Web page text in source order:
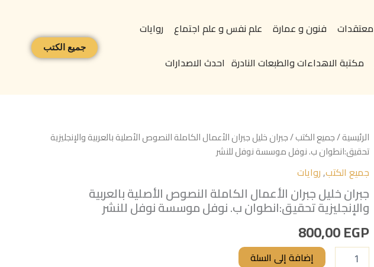
معتقدات فنون و عمارة علم نفس و علم اجتماع
روايات
مكتبة الاهداءات والطبعات النادرة احدث الاصدارات
جميع الكتب
الرئيسية/جميع الكتب/ جبران خليل جبران الأعمال الكاملة النصوص الأصلية بالعربية والإنجليزية
تحقيق:انطوان ب. نوفل موسسة نوفل للنشر
جميع الكتب,روايات
جبران خليل جبران الأعمال الكاملة النصوص الأصلية بالعربية
والإنجليزية تحقيق:انطوان ب. نوفل موسسة نوفل للنشر
800,00EGP
كمية
جبران
خليل
جبران
الأعمال
الكاملة
النصوص
الأصلية
بالعربية
والإنجليزية
تحقيق:انطوان إضافة إلى السلة